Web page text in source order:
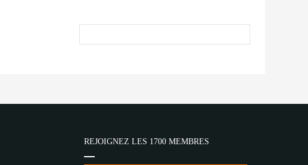
REJOIGNEZ LES 1700 MEMBRES